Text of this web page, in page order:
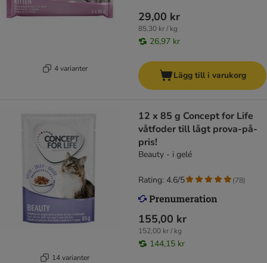
4 varianter
29,00 kr
85,30 kr / kg
26,97 kr
Lägg till i varukorg
14 varianter
12 x 85 g Concept for Life
våtfoder till lågt prova-på-
pris!
Beauty - i gelé
155,00 kr
152,00 kr / kg
144,15 kr
Rating: 4.6/5 (78)